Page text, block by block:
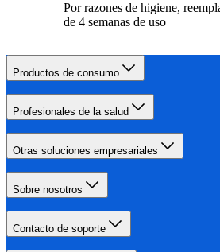
Por razones de higiene,
de 4 semanas de uso
Productos de consumo
Profesionales de la salud
Otras soluciones empresariales
Sobre nosotros
Contacto de soporte